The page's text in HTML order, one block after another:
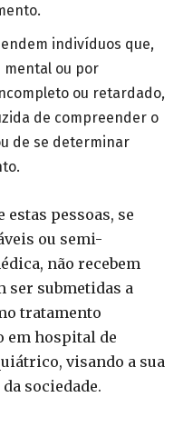
indivíduos que,
mental ou por
ou retardado,
de compreender o
de se determinar
estas pessoas, se
ou semi-
não recebem
ser submetidas a
tratamento
em hospital de
visando a sua
sociedade.